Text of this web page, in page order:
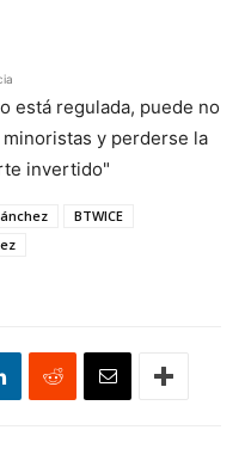
está regulada, puede no
y perderse la
invertido"
BTWICE